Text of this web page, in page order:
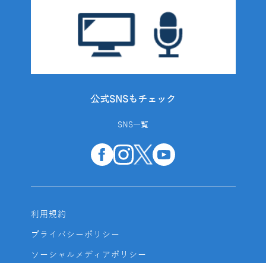
公式SNSもチェック
SNS一覧
利用規約
プライバシーポリシー
ソーシャルメディアポリシー